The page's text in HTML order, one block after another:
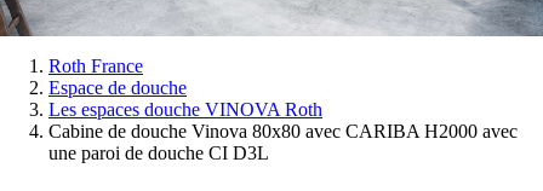
Vous
êtes
Roth France
Espace de douche
Les espaces douche VINOVA Roth
Cabine de douche Vinova 80x80 avec CARIBA H2000 avec
une paroi de douche CI D3L